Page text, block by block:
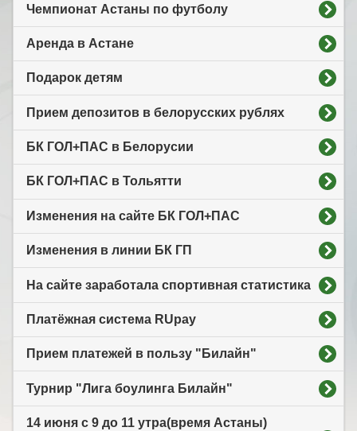
Чемпионат Астаны по футболу
Аренда в Астане
Подарок детям
Прием депозитов в белорусских рублях
БК ГОЛ+ПАС в Белорусии
БК ГОЛ+ПАС в Тольятти
Изменения на сайте БК ГОЛ+ПАС
Изменения в линии БК ГП
На сайте заработала спортивная статистика
Платёжная система RUpay
Прием платежей в пользу "Билайн"
Турнир "Лига боулинга Билайн"
14 июня с 9 до 11 утра(время Астаны)